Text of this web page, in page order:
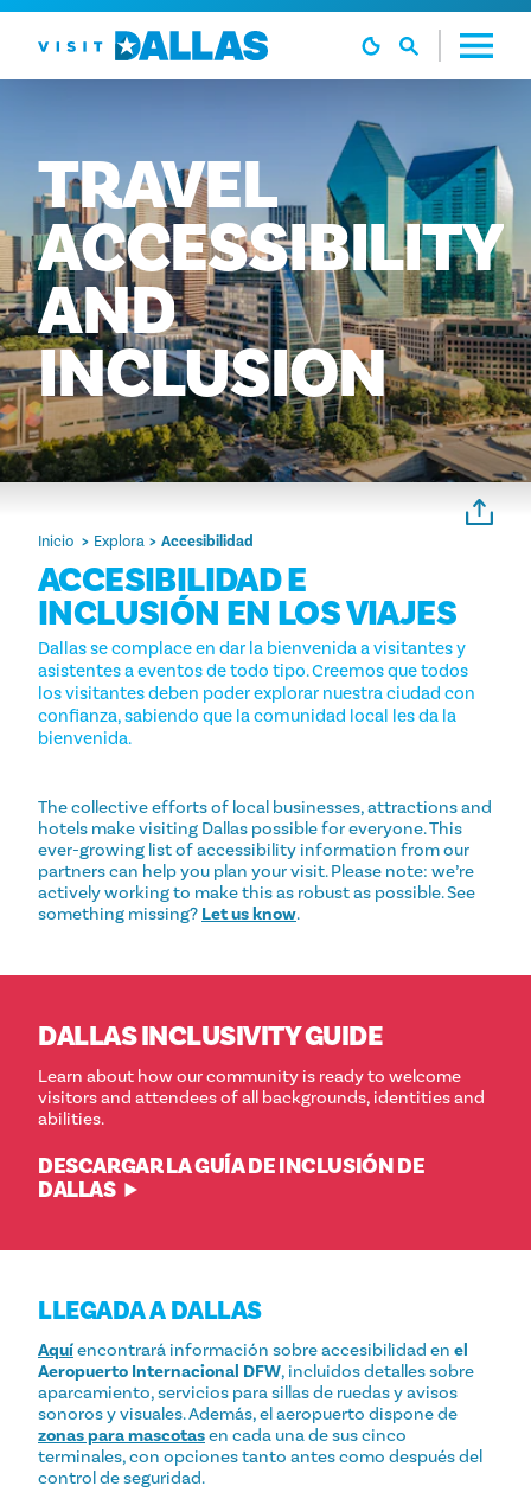
Ir al contenido
TRAVEL
ACCESSIBILITY
AND
INCLUSION
Inicio Explora Accesibilidad
ACCESIBILIDAD E
INCLUSIÓN EN LOS VIAJES
Dallas se complace en dar la bienvenida a visitantes y
asistentes a eventos de todo tipo. Creemos que todos
los visitantes deben poder explorar nuestra ciudad con
confianza, sabiendo que la comunidad local les da la
bienvenida.
The collective efforts of local businesses, attractions and
hotels make visiting Dallas possible for everyone. This
ever-growing list of accessibility information from our
partners can help you plan your visit. Please note: we’re
actively working to make this as robust as possible. See
something missing? Let us know.
DALLAS INCLUSIVITY GUIDE
Learn about how our community is ready to welcome
visitors and attendees of all backgrounds, identities and
abilities.
DESCARGAR LA GUÍA DE INCLUSIÓN DE
DALLAS
LLEGADA A DALLAS
Aquíencontrará información sobre accesibilidad en el
Aeropuerto Internacional DFW, incluidos detalles sobre
aparcamiento, servicios para sillas de ruedas y avisos
sonoros y visuales. Además, el aeropuerto dispone de
zonas para mascotasen cada una de sus cinco
terminales, con opciones tanto antes como después del
control de seguridad.